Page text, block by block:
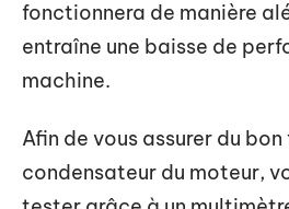
fonctionnera de manière
entraîne une baisse de
machine.
Afin de vous assurer du
condensateur du moteur,